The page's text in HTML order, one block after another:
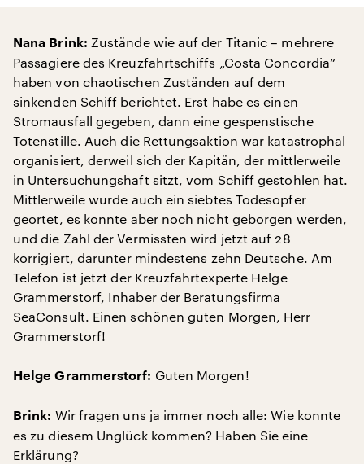
Nana Brink: Zustände wie auf der Titanic – mehrere
Passagiere des Kreuzfahrtschiffs „Costa Concordia“
haben von chaotischen Zuständen auf dem
sinkenden Schiff berichtet. Erst habe es einen
Stromausfall gegeben, dann eine gespenstische
Totenstille. Auch die Rettungsaktion war katastrophal
organisiert, derweil sich der Kapitän, der mittlerweile
in Untersuchungshaft sitzt, vom Schiff gestohlen hat.
Mittlerweile wurde auch ein siebtes Todesopfer
geortet, es konnte aber noch nicht geborgen werden,
und die Zahl der Vermissten wird jetzt auf 28
korrigiert, darunter mindestens zehn Deutsche. Am
Telefon ist jetzt der Kreuzfahrtexperte Helge
Grammerstorf, Inhaber der Beratungsfirma
SeaConsult. Einen schönen guten Morgen, Herr
Grammerstorf!
Helge Grammerstorf: Guten Morgen!
Brink: Wir fragen uns ja immer noch alle: Wie konnte
es zu diesem Unglück kommen? Haben Sie eine
Erklärung?